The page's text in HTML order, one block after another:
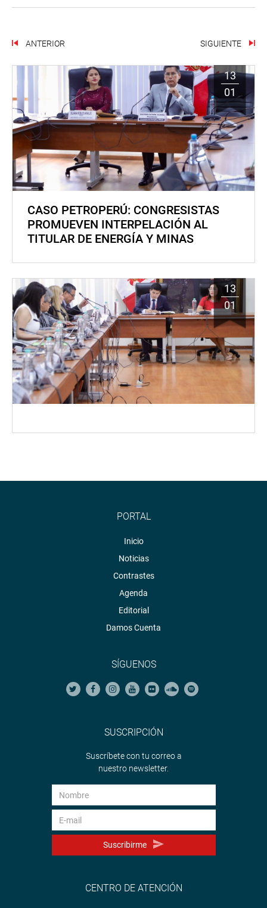
ANTERIOR SIGUIENTE
13
01
CASO PETROPERÚ: CONGRESISTAS
PROMUEVEN INTERPELACIÓN AL
TITULAR DE ENERGÍA Y MINAS
13
01
PORTAL
Inicio
Noticias
Contrastes
Agenda
Editorial
Damos Cuenta
SÍGUENOS
SUSCRIPCIÓN
Suscríbete con tu correo a
nuestro newsletter.
Suscribirme
CENTRO DE ATENCIÓN